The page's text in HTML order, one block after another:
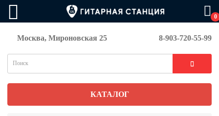
0
Москва, Мироновская 25 8-903-720-55-99
КАТАЛОГ